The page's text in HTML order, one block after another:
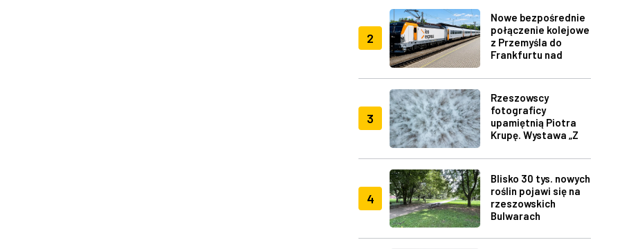
2
Nowe bezpośrednie
połączenie kolejowe
z Przemyśla do
Frankfurtu nad
3
Rzeszowscy
fotograficy
upamiętnią Piotra
Krupę. Wystawa „Z
4
Blisko 30 tys. nowych
roślin pojawi się na
rzeszowskich
Bulwarach